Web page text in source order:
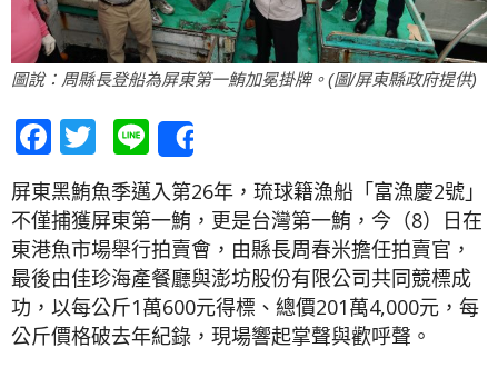
圖說：周縣長登船為屏東第一鮪加冕掛牌。(圖/屏東縣政府提供)
Facebook
Twitter
Line
屏東黑鮪魚季邁入第26年，琉球籍漁船「富漁慶2號」
不僅捕獲屏東第一鮪，更是台灣第一鮪，今（8）日在
東港魚市場舉行拍賣會，由縣長周春米擔任拍賣官，
最後由佳珍海產餐廳與澎坊股份有限公司共同競標成
功，以每公斤1萬600元得標、總價201萬4,000元，每
公斤價格破去年紀錄，現場響起掌聲與歡呼聲。